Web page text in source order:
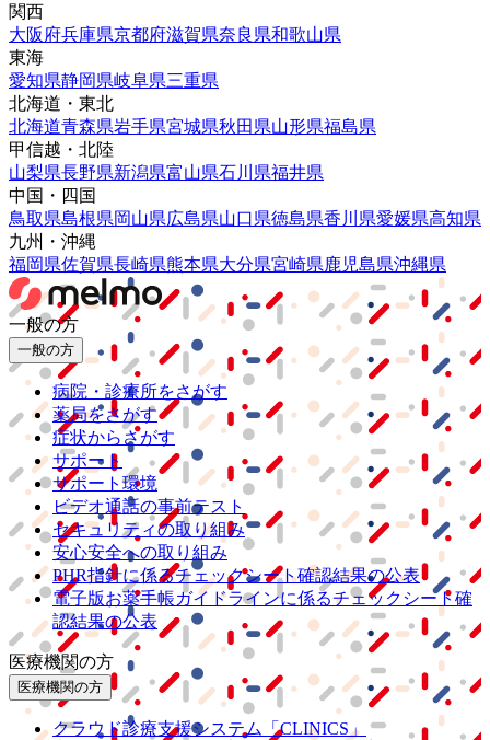
関西
大阪府兵庫県京都府滋賀県奈良県和歌山県
東海
愛知県静岡県岐阜県三重県
北海道・東北
北海道青森県岩手県宮城県秋田県山形県福島県
甲信越・北陸
山梨県長野県新潟県富山県石川県福井県
中国・四国
鳥取県島根県岡山県広島県山口県徳島県香川県愛媛県高知県
九州・沖縄
福岡県佐賀県長崎県熊本県大分県宮崎県鹿児島県沖縄県
一般の方
一般の方
病院・診療所をさがす
薬局をさがす
症状からさがす
サポート
サポート環境
ビデオ通話の事前テスト
セキュリティの取り組み
安心安全への取り組み
PHR指針に係るチェックシート確認結果の公表
電子版お薬手帳ガイドラインに係るチェックシート確
認結果の公表
医療機関の方
医療機関の方
クラウド診療支援システム
「CLINICS」